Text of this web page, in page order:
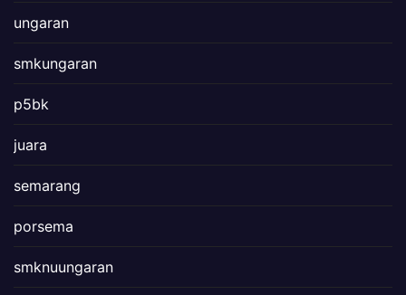
ungaran
smkungaran
p5bk
juara
semarang
porsema
smknuungaran